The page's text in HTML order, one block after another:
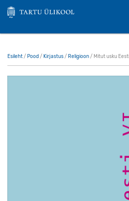
Esileht/ Pood / Kirjastus/ Religioon/ Mitut usku